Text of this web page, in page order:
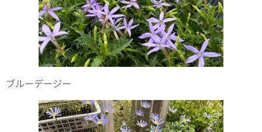
ブルーデージー✨🌼